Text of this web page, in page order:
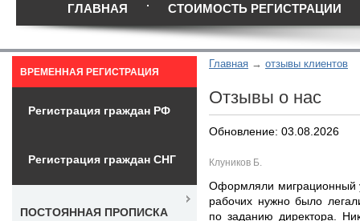
ГЛАВНАЯ СТОИМОСТЬ РЕГИСТРАЦИИ
Главная отзывы клиентов
Отзывы о нас
Обновление: 03.08.2026
Клуников Б.
Оформляли миграционный
рабочих нужно было
по заданию директора.
ВРЕМЕННАЯ РЕГИСТРАЦИЯ
Регистрация граждан РФ
Регистрация граждан СНГ
ПОСТОЯННАЯ ПРОПИСКА